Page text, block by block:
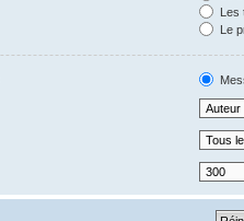
Les
Le